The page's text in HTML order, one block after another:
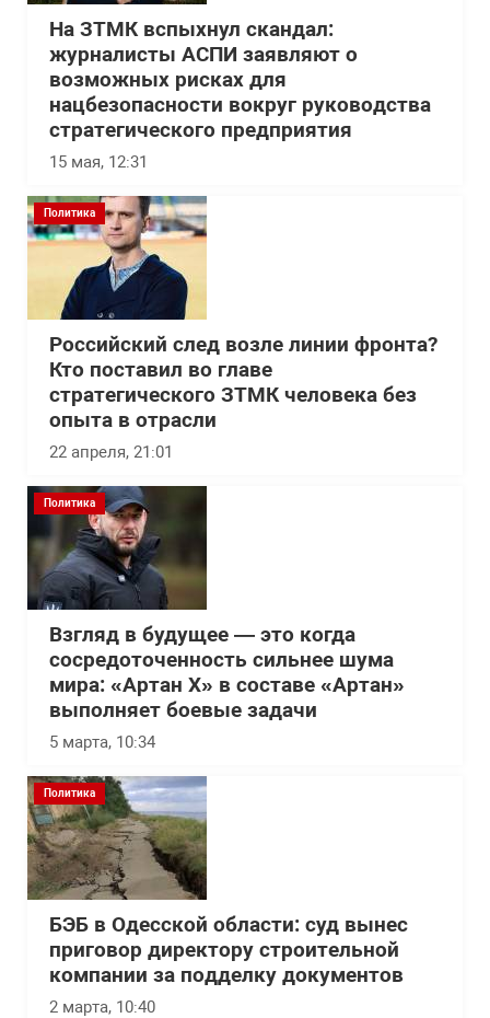
На ЗТМК вспыхнул скандал:
журналисты АСПИ заявляют о
возможных рисках для
нацбезопасности вокруг руководства
стратегического предприятия
15 мая, 12:31
Политика
Российский след возле линии фронта?
Кто поставил во главе
стратегического ЗТМК человека без
опыта в отрасли
22 апреля, 21:01
Политика
Взгляд в будущее — это когда
сосредоточенность сильнее шума
мира: «Артан Х» в составе «Артан»
выполняет боевые задачи
5 марта, 10:34
Политика
БЭБ в Одесской области: суд вынес
приговор директору строительной
компании за подделку документов
2 марта, 10:40